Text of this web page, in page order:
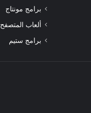
برامج مونتاج
ألعاب المتصفح
برامج ستيم